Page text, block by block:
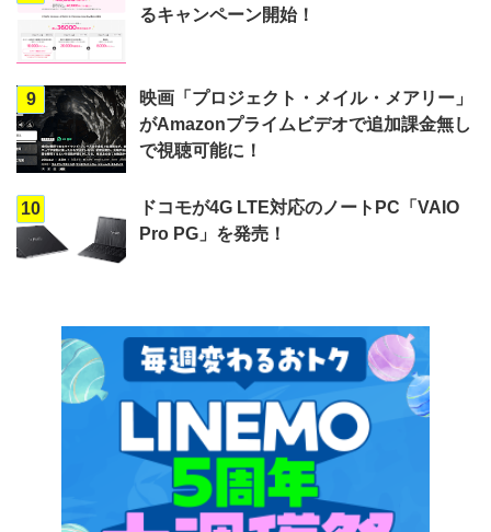
るキャンペーン開始！
9
映画「プロジェクト・メイル・メアリー」
がAmazonプライムビデオで追加課金無し
で視聴可能に！
10
ドコモが4G LTE対応のノートPC「VAIO
Pro PG」を発売！